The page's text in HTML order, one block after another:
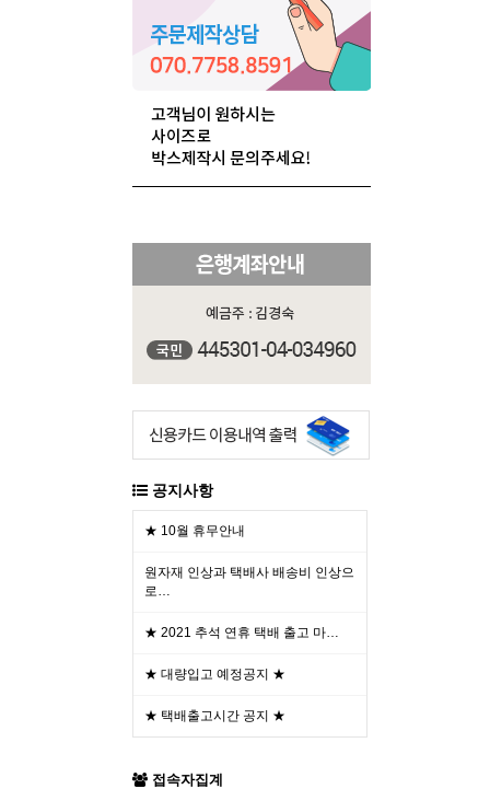
공지사항
★ 10월 휴무안내
원자재 인상과 택배사 배송비 인상으
로…
★ 2021 추석 연휴 택배 출고 마…
★ 대량입고 예정공지 ★
★ 택배출고시간 공지 ★
접속자집계